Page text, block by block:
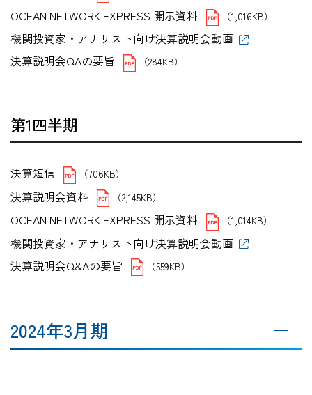
OCEAN NETWORK EXPRESS 開示資料 （1,016KB）
機関投資家・アナリスト向け決算説明会動画
決算説明会QAの要旨
（284KB）
第1四半期
決算短信 （706KB）
決算説明会資料 （2,145KB）
OCEAN NETWORK EXPRESS 開示資料 （1,014KB）
機関投資家・アナリスト向け決算説明会動画
決算説明会Q&Aの要旨
（559KB）
2024年3月期